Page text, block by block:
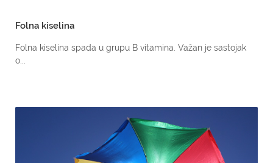
Folna kiselina
Folna kiselina spada u grupu B vitamina. Važan je sastojak
o...